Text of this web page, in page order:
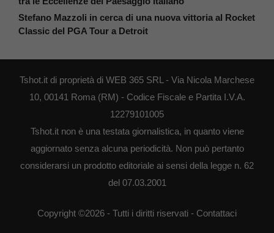
Stefano Mazzoli in cerca di una nuova vittoria al Rocket
Classic del PGA Tour a Detroit
Tshot.it di proprietà di WEB 365 SRL - Via Nicola Marchese
10, 00141 Roma (RM) - Codice Fiscale e Partita I.V.A.
12279101005
Tshot.it non è una testata giornalistica, in quanto viene
aggiornato senza alcuna periodicità. Non può pertanto
considerarsi un prodotto editoriale ai sensi della legge n. 62
del 07.03.2001
Copyright ©2026 - Tutti i diritti riservati - Contattaci